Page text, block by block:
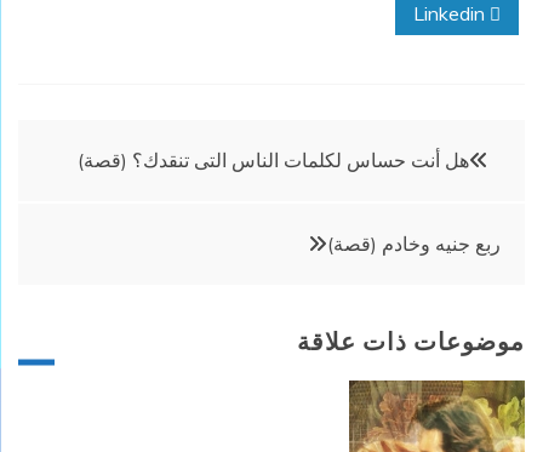
تصفّح
هل أنت حساس لكلمات الناس التى تنقدك؟ (قصة)
ربع جنيه وخادم (قصة)
موضوعات ذات علاقة